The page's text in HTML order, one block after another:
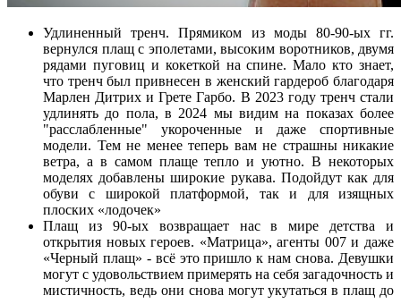
Удлиненный тренч. Прямиком из моды 80-90-ых гг.
вернулся плащ с эполетами, высоким воротников, двумя
рядами пуговиц и кокеткой на спине. Мало кто знает,
что тренч был привнесен в женский гардероб благодаря
Марлен Дитрих и Грете Гарбо. В 2023 году тренч стали
удлинять до пола, в 2024 мы видим на показах более
"расслабленные" укороченные и даже спортивные
модели. Тем не менее теперь вам не страшны никакие
ветра, а в самом плаще тепло и уютно. В некоторых
моделях добавлены широкие рукава. Подойдут как для
обуви с широкой платформой, так и для изящных
плоских «лодочек»
Плащ из 90-ых возвращает нас в мире детства и
открытия новых героев. «Матрица», агенты 007 и даже
«Черный плащ» - всё это пришло к нам снова. Девушки
могут с удовольствием примерять на себя загадочность и
мистичность, ведь они снова могут укутаться в плащ до